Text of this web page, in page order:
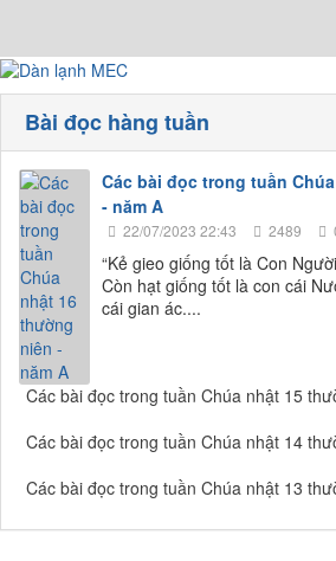
Bài đọc hàng tuần
Các bài đọc trong tuần
- năm A
22/07/2023 22:43 2489
“Kẻ gieo giống tốt là Con
Còn hạt giống tốt là con cái
cái gian ác....
Các bài đọc trong tuần Chúa nhật 15
Các bài đọc trong tuần Chúa nhật 14
Các bài đọc trong tuần Chúa nhật 13